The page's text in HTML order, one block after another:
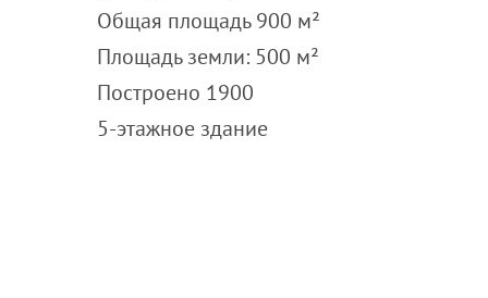
Общая площадь 900 м²
Площадь земли: 500 м²
Построено 1900
5-этажное здание